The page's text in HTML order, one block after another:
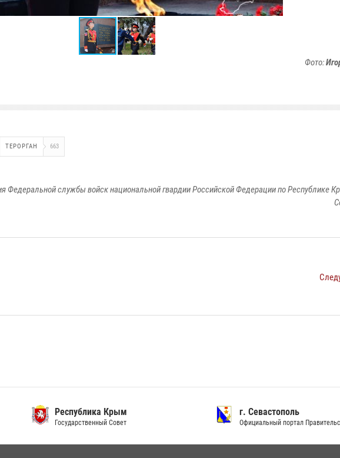
Фото:
ТЕРОРГАН 663
Федеральной службы войск национальной гвардии Российской Федерации по Республике
Республика Крым
Государственный Совет
г. Севастополь
Официальный портал